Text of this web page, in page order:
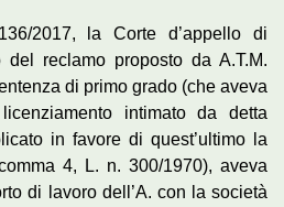
2017, la Corte d’appello di
del reclamo proposto da A.T.M.
di primo grado (che aveva
intimato da detta
in favore di quest’ultimo la
4, L. n. 300/1970), aveva
di lavoro dell’A. con la società